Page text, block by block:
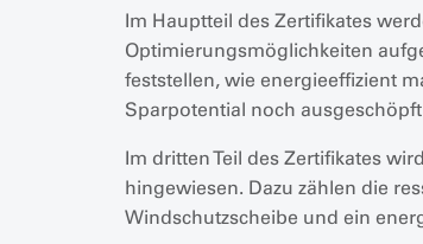
Im Hauptteil des Zertifikates
Optimierungsmöglichkeiten
feststellen, wie energieeffizient
Sparpotential noch
Im dritten Teil des Zertifikates
hingewiesen. Dazu zählen die
Windschutzscheibe und ein